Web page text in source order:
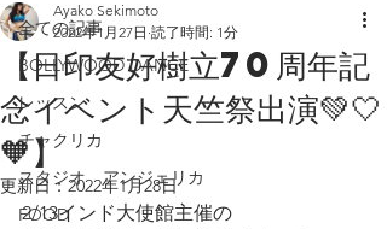
全ての記事
BOLLYWOOD DANCE
レッスン
チャクリカ
スタジオ アンジェリカ
FOOD
【日印友好樹立70周年記
念イベント天竺祭出演💚🤍
🧡】
Ayako Sekimoto
2022年1月27日 読了時間: 1分
更新日：2022年1月28日
2/13インド大使館主催の